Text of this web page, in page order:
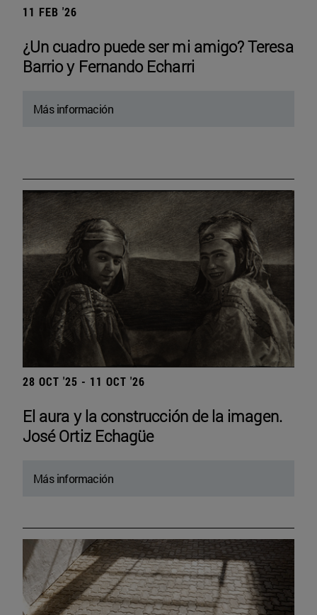
11 FEB '26
¿Un cuadro puede ser mi amigo? Teresa
Barrio y Fernando Echarri
Más información
28 OCT '25 - 11 OCT '26
El aura y la construcción de la imagen.
José Ortiz Echagüe
Más información